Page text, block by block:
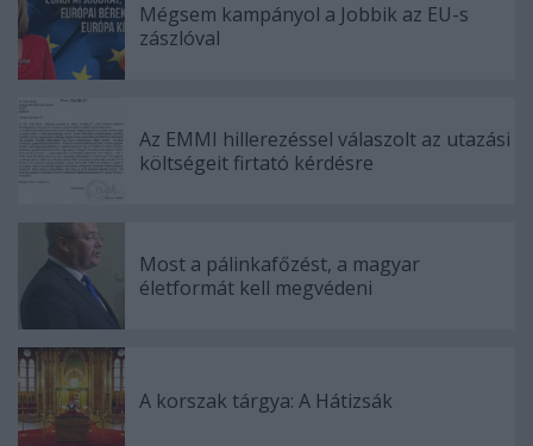
Mégsem kampányol a Jobbik az EU-s
zászlóval
Az EMMI hillerezéssel válaszolt az utazási
költségeit firtató kérdésre
Most a pálinkafőzést, a magyar
életformát kell megvédeni
A korszak tárgya: A Hátizsák